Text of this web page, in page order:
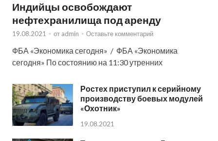
Индийцы освобождают
нефтехранилища под аренду
19.08.2021 - от admin - Оставьте комментарий
ФБА «Экономика сегодня» / ФБА «Экономика
сегодня» По состоянию на 11:30 утренних
Ростех приступил к серийному
производству боевых модулей
«Охотник»
19.08.2021